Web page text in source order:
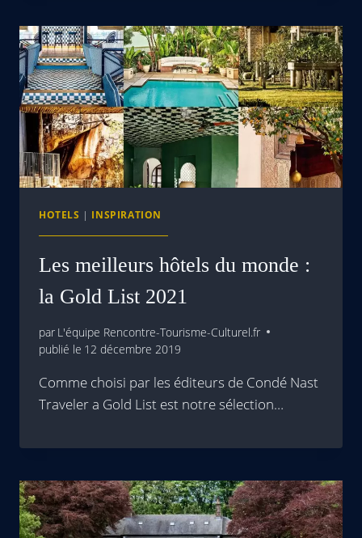
HOTELS | INSPIRATION
Les meilleurs hôtels du monde :
la Gold List 2021
par L'équipe Rencontre-Tourisme-Culturel.fr
publié le 12 décembre 2019
Comme choisi par les éditeurs de Condé Nast
Traveler a Gold List est notre sélection…